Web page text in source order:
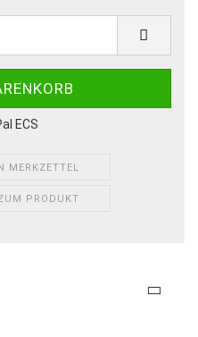
MERKZETTEL
PRODUKT